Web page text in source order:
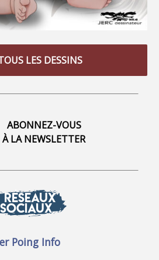
LES DESSINS
ABONNEZ-VOUS
À LA NEWSLETTER
RÉSEAUX
SOCIAUX
Poing Info